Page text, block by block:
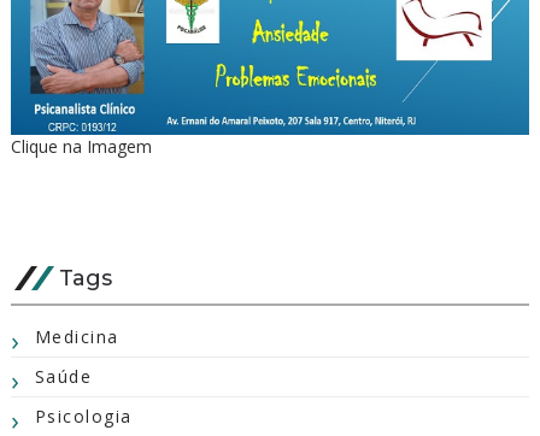
Clique na Imagem
Tags
Medicina
Saúde
Psicologia